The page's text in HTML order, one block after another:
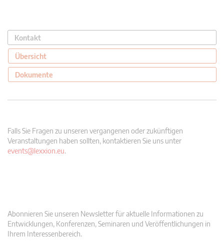
Kontakt
Übersicht
Dokumente
Falls Sie Fragen zu unseren vergangenen oder zukünftigen
Veranstaltungen haben sollten, kontaktieren Sie uns unter
events@lexxion.eu.
Abonnieren Sie unseren Newsletter für aktuelle Informationen zu
Entwicklungen, Konferenzen, Seminaren und Veröffentlichungen in
Ihrem Interessenbereich.